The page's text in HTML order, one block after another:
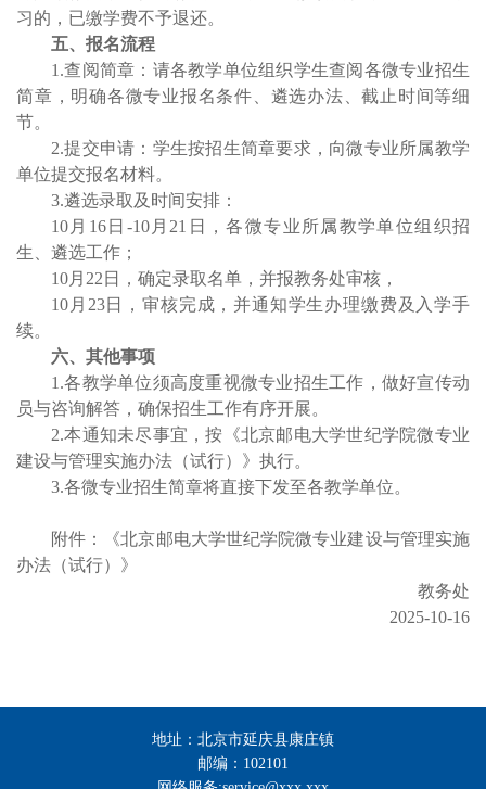
习的，已缴学费不予退还。
五、报名流程
1.查阅简章：请各教学单位组织学生查阅各微专业招生
简章 ，明确各微专业报名条件、遴选办法、截止时间等细
节。
2.提交申请：学生按招生简章要求，向微专业所属教学
单位提交报名材料。
3.遴选录取 及时间安排 ：
10月16日-10月21日，各微专业所属教学单位组织招
生、 遴选工作；
10月22日， 确定录取名单 ， 并报教务处审核，
10月23日，审核完成，并通知学生办理缴费及入学手
续。
六、其他事项
1.各教学单位须高度重视微专业招生工作，做好宣传动
员与咨询解答，确保招生工作有序开展。
2.本通知未尽事宜，按《北京邮电大学世纪学院微专业
建设与管理实施办法（试行）》执行。
3.各微专业招生简章将直接下发至各教学单位。
附件：
《北京邮电大学世纪学院微专业建设与管理实施
办法（试行）》
教务处
2025-10-16
地址：北京市延庆县康庄镇
邮编：102101